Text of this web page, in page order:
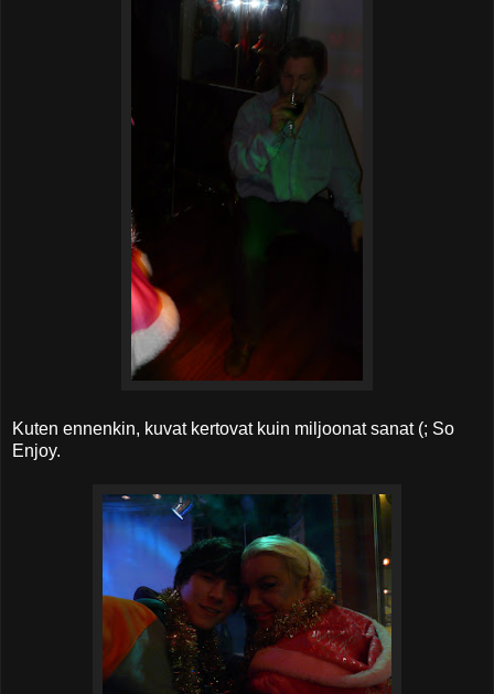
Kuten ennenkin, kuvat kertovat kuin miljoonat sanat (; So
Enjoy.